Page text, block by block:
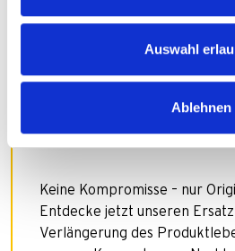
Auswahl
Ablehnen
Brauchst du ein
Ersatzteil?
Keine Kompromisse – nur
Entdecke jetzt unseren
Verlängerung des